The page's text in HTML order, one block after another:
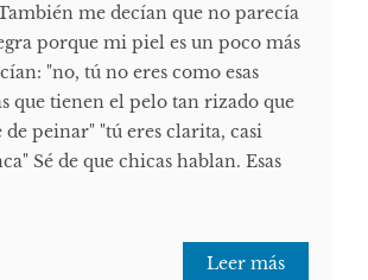
me decían que no parecía
porque mi piel es un poco más
"no, tú no eres como esas
que tienen el pelo tan rizado que
de peinar" "tú eres clarita, casi
Sé de que chicas hablan. Esas
Leer más